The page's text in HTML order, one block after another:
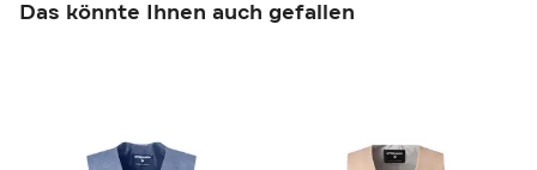
Das könnte Ihnen auch gefallen